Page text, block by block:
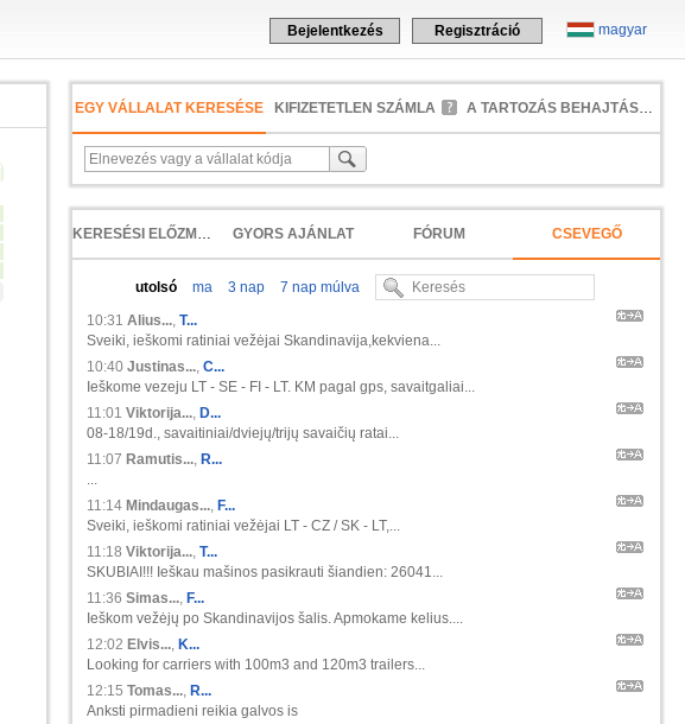
magyar
Bejelentkezés Regisztráció
EGY VÁLLALAT KERESÉSE KIFIZETETLEN SZÁMLA A TARTOZÁS BEHAJTÁSA
KERESÉSI ELŐZMÉNYEK GYORS AJÁNLAT FÓRUM CSEVEGŐ
utolsó ma 3 nap
7 nap múlva
10:31 Alius..., T...
Sveiki, ieškomi ratiniai vežėjai Skandinavija,kekviena...
10:40 Justinas..., C...
Ieškome vezeju LT - SE - FI - LT. KM pagal gps, savaitgaliai...
11:01 Viktorija..., D...
08-18/19d., savaitiniai/dviejų/trijų savaičių ratai...
11:07 Ramutis..., R...
...
11:14 Mindaugas..., F...
Sveiki, ieškomi ratiniai vežėjai LT - CZ / SK - LT,...
11:18 Viktorija..., T...
SKUBIAI!!! Ieškau mašinos pasikrauti šiandien: 26041...
11:36 Simas..., F...
Ieškom vežėjų po Skandinavijos šalis. Apmokame kelius....
12:02 Elvis..., K...
Looking for carriers with 100m3 and 120m3 trailers...
12:15 Tomas..., R...
Anksti pirmadieni reikia galvos is